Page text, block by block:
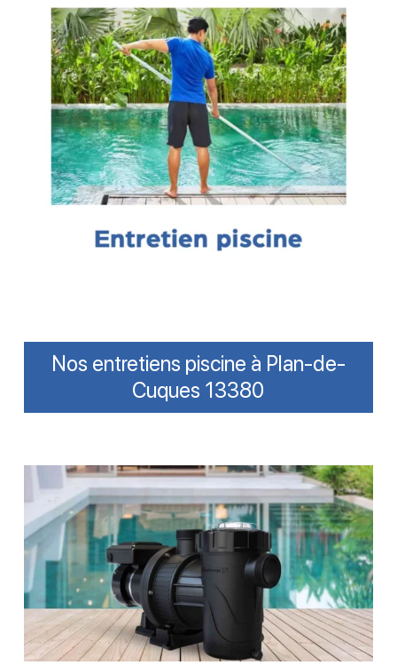
Nos entretiens piscine à Plan-de-
Cuques 13380
Vider
le
préfiltre
de
pompe
de
piscine